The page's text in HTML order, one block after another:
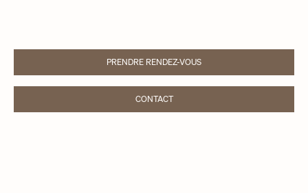
PRENDRE RENDEZ-VOUS
LINK OPENS IN NEW TAB
CONTACTLINK OPENS IN NEW TAB